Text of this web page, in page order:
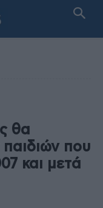
θα
που
και μετά